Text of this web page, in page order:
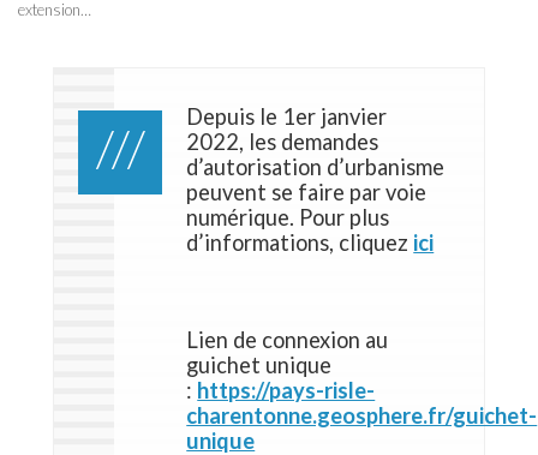
extension…
Depuis le 1er janvier
2022, les demandes
d’autorisation d’urbanisme
peuvent se faire par voie
numérique. Pour plus
d’informations, cliquez ici
Lien de connexion au
guichet unique
: https://pays-risle-
charentonne.geosphere.fr/guichet-
unique